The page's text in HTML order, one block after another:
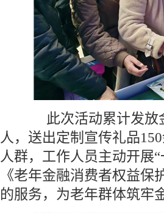
此次活动累计发放金
人，送出定制宣传礼品
人群，工作人员主动开展
《老年金融消费者权益
的服务，为老年群体筑牢